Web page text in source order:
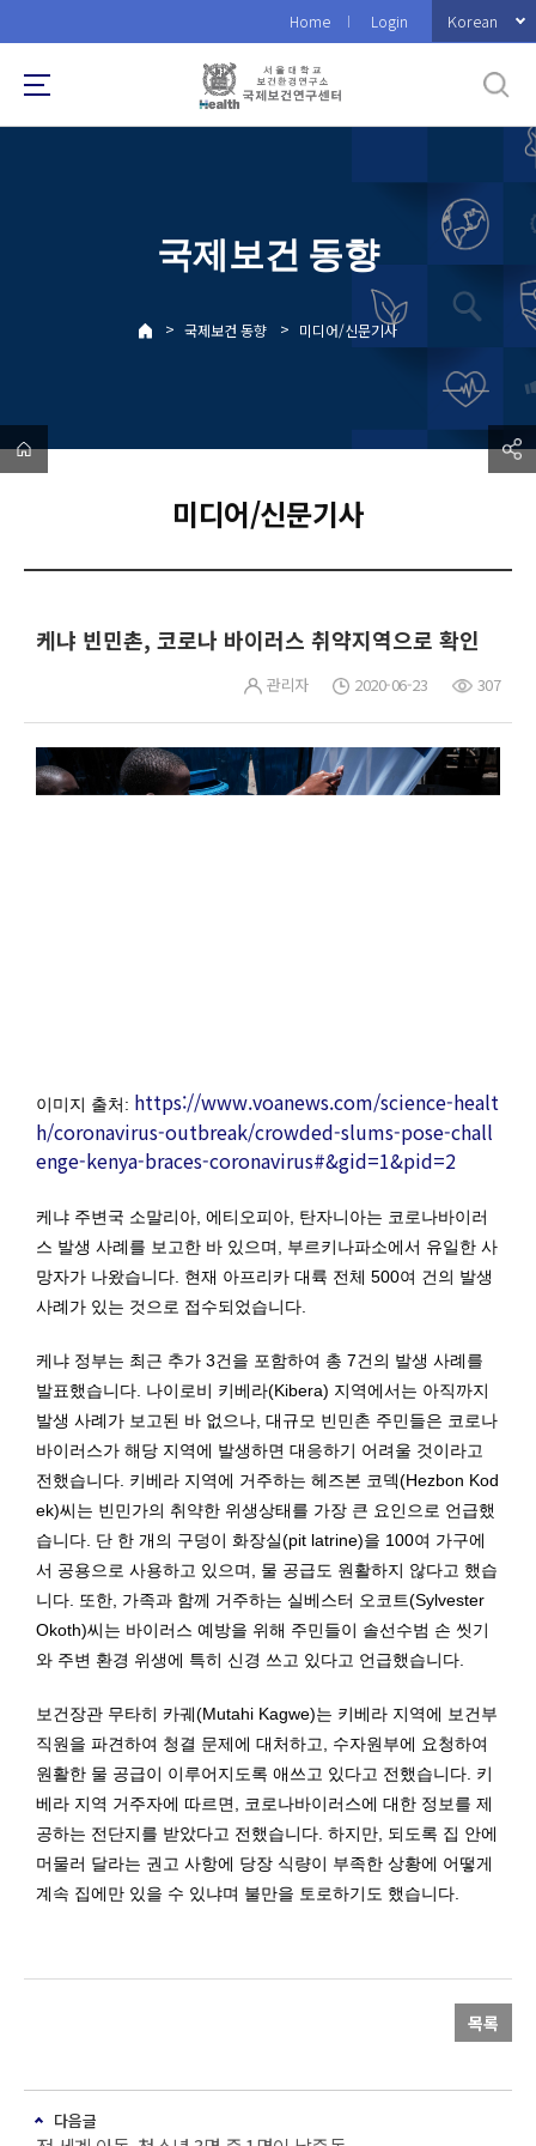
로
메
Home Login Korean
국제보건 동향
> 국제보건 동향 > 미디어/신문기사
미디어/신문기사
케냐 빈민촌, 코로나 바이러스 취약지역으로 확인
관리자 2020-06-23 307
이미지 출처: https://www.voanews.com/science-healt
h/coronavirus-outbreak/crowded-slums-pose-chall
enge-kenya-braces-coronavirus#&gid=1&pid=2
케냐 주변국 소말리아, 에티오피아, 탄자니아는 코로나바이러
스 발생 사례를 보고한 바 있으며, 부르키나파소에서 유일한 사
망자가 나왔습니다. 현재 아프리카 대륙 전체 500여 건의 발생
사례가 있는 것으로 접수되었습니다.
케냐 정부는 최근 추가 3건을 포함하여 총 7건의 발생 사례를
발표했습니다. 나이로비 키베라(Kibera) 지역에서는 아직까지
발생 사례가 보고된 바 없으나, 대규모 빈민촌 주민들은 코로나
바이러스가 해당 지역에 발생하면 대응하기 어려울 것이라고
전했습니다. 키베라 지역에 거주하는 헤즈본 코덱(Hezbon Kod
ek)씨는 빈민가의 취약한 위생상태를 가장 큰 요인으로 언급했
습니다. 단 한 개의 구덩이 화장실(pit latrine)을 100여 가구에
서 공용으로 사용하고 있으며, 물 공급도 원활하지 않다고 했습
니다. 또한, 가족과 함께 거주하는 실베스터 오코트(Sylvester
Okoth)씨는 바이러스 예방을 위해 주민들이 솔선수범 손 씻기
와 주변 환경 위생에 특히 신경 쓰고 있다고 언급했습니다.
보건장관 무타히 카궤(Mutahi Kagwe)는 키베라 지역에 보건부
직원을 파견하여 청결 문제에 대처하고, 수자원부에 요청하여
원활한 물 공급이 이루어지도록 애쓰고 있다고 전했습니다. 키
베라 지역 거주자에 따르면, 코로나바이러스에 대한 정보를 제
공하는 전단지를 받았다고 전했습니다. 하지만, 되도록 집 안에
머물러 달라는 권고 사항에 당장 식량이 부족한 상황에 어떻게
계속 집에만 있을 수 있냐며 불만을 토로하기도 했습니다.
목록
다음글